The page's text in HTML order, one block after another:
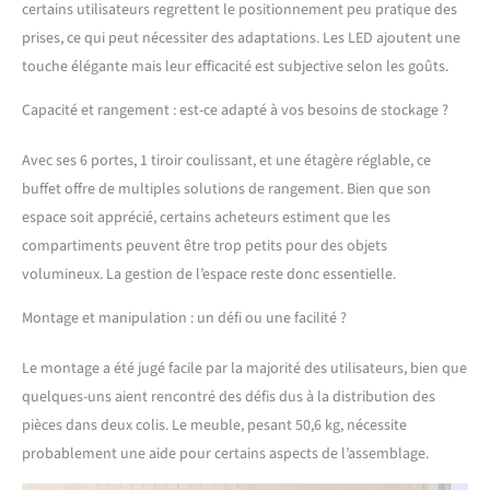
salon, à la cuisine, à la
salle à manger, etc. et est
très pratique comme
vaisselier et bar à café, et
Dites adieu aux tracas liés
à une batterie faible et à
des câbles emmêlés ! Le
buffet cuisine est équipé
d'une multiprise avec 2
USB et 2 prises. Maintient
micro-ondes, les tablettes
portables chargés. Vous
pourriez écouter de la
savourant votre café et
votre repas Cloisons
Réglables et Casier à
certains utilisateurs regrettent le positionnement peu pratique des
prises, ce qui peut nécessiter des adaptations. Les LED ajoutent une
touche élégante mais leur efficacité est subjective selon les goûts.
Capacité et rangement : est-ce adapté à vos besoins de stockage ?
Avec ses 6 portes, 1 tiroir coulissant, et une étagère réglable, ce
buffet offre de multiples solutions de rangement. Bien que son
espace soit apprécié, certains acheteurs estiment que les
compartiments peuvent être trop petits pour des objets
volumineux. La gestion de l’espace reste donc essentielle.
Montage et manipulation : un défi ou une facilité ?
Le montage a été jugé facile par la majorité des utilisateurs, bien que
quelques-uns aient rencontré des défis dus à la distribution des
pièces dans deux colis. Le meuble, pesant 50,6 kg, nécessite
probablement une aide pour certains aspects de l’assemblage.